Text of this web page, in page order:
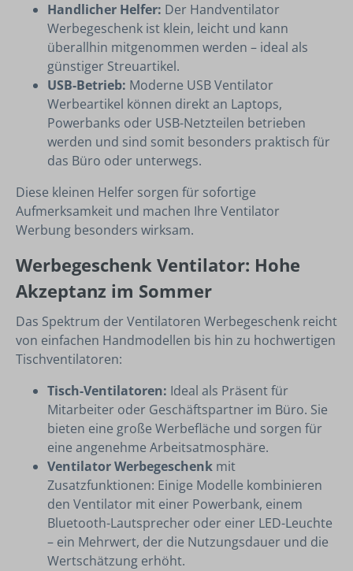
Handlicher Helfer: Der Handventilator
Werbegeschenk ist klein, leicht und kann
überallhin mitgenommen werden – ideal als
günstiger Streuartikel.
USB-Betrieb: Moderne USB Ventilator
Werbeartikel können direkt an Laptops,
Powerbanks oder USB-Netzteilen betrieben
werden und sind somit besonders praktisch für
das Büro oder unterwegs.
Diese kleinen Helfer sorgen für sofortige
Aufmerksamkeit und machen Ihre Ventilator
Werbung besonders wirksam.
Werbegeschenk Ventilator: Hohe
Akzeptanz im Sommer
Das Spektrum der Ventilatoren Werbegeschenk reicht
von einfachen Handmodellen bis hin zu hochwertigen
Tischventilatoren:
Tisch-Ventilatoren: Ideal als Präsent für
Mitarbeiter oder Geschäftspartner im Büro. Sie
bieten eine große Werbefläche und sorgen für
eine angenehme Arbeitsatmosphäre.
Ventilator Werbegeschenk mit
Zusatzfunktionen: Einige Modelle kombinieren
den Ventilator mit einer Powerbank, einem
Bluetooth-Lautsprecher oder einer LED-Leuchte
– ein Mehrwert, der die Nutzungsdauer und die
Wertschätzung erhöht.